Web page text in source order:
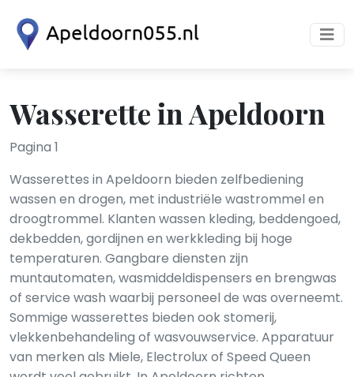
Wasserette in Apeldoorn
Pagina 1
Wasserettes in Apeldoorn bieden zelfbediening
wassen en drogen, met industriële wastrommel en
droogtrommel. Klanten wassen kleding, beddengoed,
dekbedden, gordijnen en werkkleding bij hoge
temperaturen. Gangbare diensten zijn
muntautomaten, wasmiddeldispensers en brengwas
of service wash waarbij personeel de was overneemt.
Sommige wasserettes bieden ook stomerij,
vlekkenbehandeling of wasvouwservice. Apparatuur
van merken als Miele, Electrolux of Speed Queen